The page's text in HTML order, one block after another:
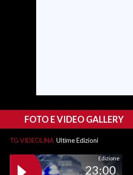
ABBONATI
ANNUNCI
NECROLOGI
FOTO E VIDEO GALLERY
TG VIDEOLINA Ultime Edizioni
Edizione
23:00